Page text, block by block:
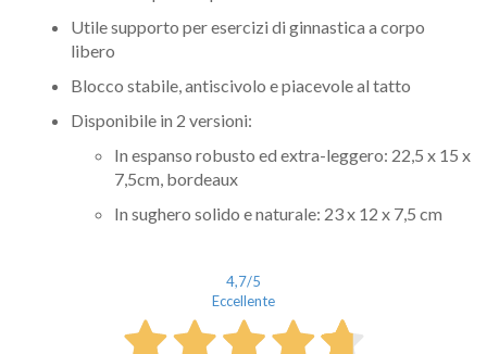
Utile supporto per esercizi di ginnastica a corpo
libero
Blocco stabile, antiscivolo e piacevole al tatto
Disponibile in 2 versioni:
In espanso robusto ed extra-leggero: 22,5 x 15 x
7,5cm, bordeaux
In sughero solido e naturale: 23 x 12 x 7,5 cm
4,7/5
Eccellente